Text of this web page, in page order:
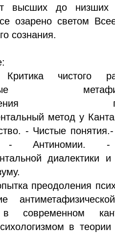
высших до низших
озарено светом
сознания.
чистого
метод у
- Чистые
- Антиномии. -
диалектики и
преодоления
современном
в теории